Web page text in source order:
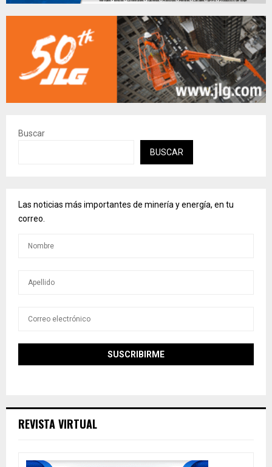
Buscar
BUSCAR
Las noticias más importantes de minería y energía, en tu
correo.
REVISTA VIRTUAL